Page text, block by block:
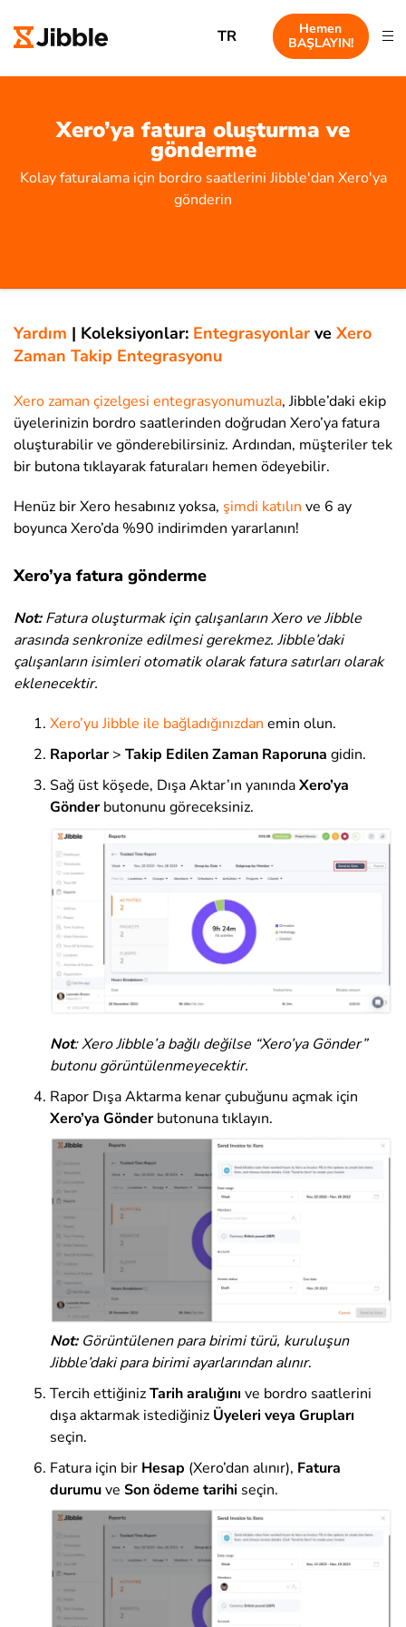
TR
Hemen
BAŞLAYIN!
Xero’ya fatura oluşturma ve
gönderme
Kolay faturalama için bordro saatlerini Jibble'dan Xero'ya
gönderin
Yardım | Koleksiyonlar: Entegrasyonlar ve Xero
Zaman Takip Entegrasyonu
Xero zaman çizelgesi entegrasyonumuzla, Jibble’daki ekip
üyelerinizin bordro saatlerinden doğrudan Xero’ya fatura
oluşturabilir ve gönderebilirsiniz. Ardından, müşteriler tek
bir butona tıklayarak faturaları hemen ödeyebilir.
Henüz bir Xero hesabınız yoksa, şimdi katılın ve 6 ay
boyunca Xero’da %90 indirimden yararlanın!
Xero’ya fatura gönderme
Not:Fatura oluşturmak için çalışanların Xero ve Jibble
arasında senkronize edilmesi gerekmez. Jibble’daki
çalışanların isimleri otomatik olarak fatura satırları olarak
eklenecektir.
Xero’yu Jibble ile bağladığınızdan emin olun.
Raporlar> Takip Edilen Zaman Raporuna gidin.
Sağ üst köşede, Dışa Aktar’ın yanındaXero’ya
Gönderbutonunu göreceksiniz.
Not:Xero Jibble’a bağlı değilse “Xero’ya Gönder”
butonu görüntülenmeyecektir.
Rapor Dışa Aktarma kenar çubuğunu açmak için
Xero’ya Gönderbutonuna tıklayın.
Not:Görüntülenen para birimi türü, kuruluşun
Jibble’daki para birimi ayarlarından alınır.
Tercih ettiğinizTarih aralığını ve bordro saatlerini
dışa aktarmak istediğiniz Üyeleri veya Grupları
seçin.
Fatura için bir Hesap (Xero’dan alınır), Fatura
durumuve Son ödeme tarihi seçin.